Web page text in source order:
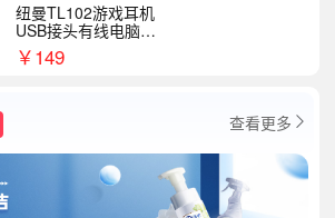
纽曼TL102游戏耳机
USB接头有线电脑耳
机耳麦
￥149
查看更多 